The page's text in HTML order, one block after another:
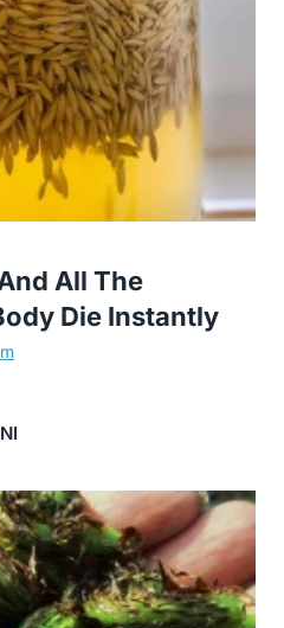
All The
Die Instantly